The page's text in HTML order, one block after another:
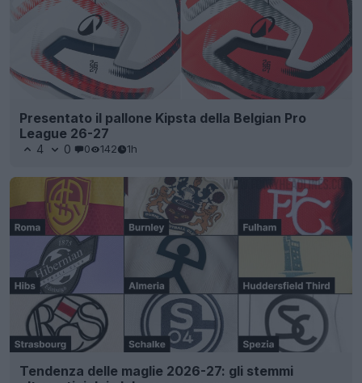
Presentato il pallone Kipsta della Belgian Pro
League 26-27
4 0 0 142 1h
Tendenza delle maglie 2026-27: gli stemmi